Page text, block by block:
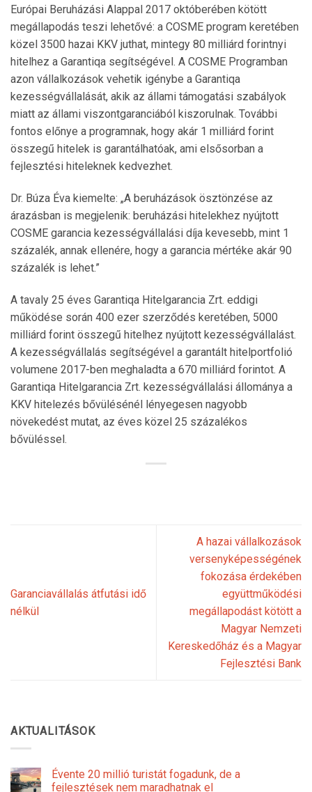
Európai Beruházási Alappal 2017 októberében kötött
megállapodás teszi lehetővé: a COSME program keretében
közel 3500 hazai KKV juthat, mintegy 80 milliárd forintnyi
hitelhez a Garantiqa segítségével. A COSME Programban
azon vállalkozások vehetik igénybe a Garantiqa
kezességvállalását, akik az állami támogatási szabályok
miatt az állami viszontgaranciából kiszorulnak. További
fontos előnye a programnak, hogy akár 1 milliárd forint
összegű hitelek is garantálhatóak, ami elsősorban a
fejlesztési hiteleknek kedvezhet.
Dr. Búza Éva kiemelte: „A beruházások ösztönzése az
árazásban is megjelenik: beruházási hitelekhez nyújtott
COSME garancia kezességvállalási díja kevesebb, mint 1
százalék, annak ellenére, hogy a garancia mértéke akár 90
százalék is lehet.”
A tavaly 25 éves Garantiqa Hitelgarancia Zrt. eddigi
működése során 400 ezer szerződés keretében, 5000
milliárd forint összegű hitelhez nyújtott kezességvállalást.
A kezességvállalás segítségével a garantált hitelportfolió
volumene 2017-ben meghaladta a 670 milliárd forintot. A
Garantiqa Hitelgarancia Zrt. kezességvállalási állománya a
KKV hitelezés bővülésénél lényegesen nagyobb
növekedést mutat, az éves közel 25 százalékos
bővüléssel.
Garanciavállalás átfutási idő
nélkül
A hazai vállalkozások
versenyképességének
fokozása érdekében
együttműködési
megállapodást kötött a
Magyar Nemzeti
Kereskedőház és a Magyar
Fejlesztési Bank
AKTUALITÁSOK
Évente 20 millió turistát fogadunk, de a
fejlesztések nem maradhatnak el